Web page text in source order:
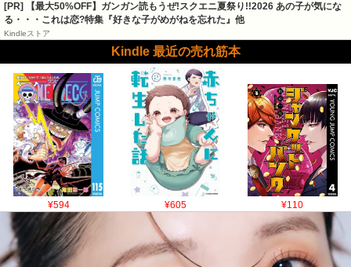
[PR] 【最大50%OFF】ガンガン読もうぜ!スクエニ夏祭り!!2026 あの子が気にな
る・・・これは恋?特集『好きな子がめがねを忘れた』他
Kindleストア
Kindle 最近の売れ筋本
¥594 ¥605 ¥110